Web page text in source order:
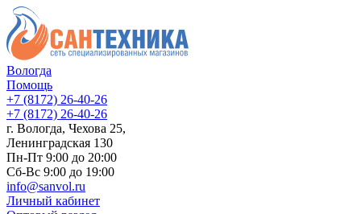
Вологда
Помощь
+7 (8172) 26-40-26
+7 (8172) 26-40-26
г. Вологда, Чехова 25,
Ленинградская 130
Пн-Пт 9:00 до 20:00
Сб-Вс 9:00 до 19:00
info@sanvol.ru
Личный кабинет